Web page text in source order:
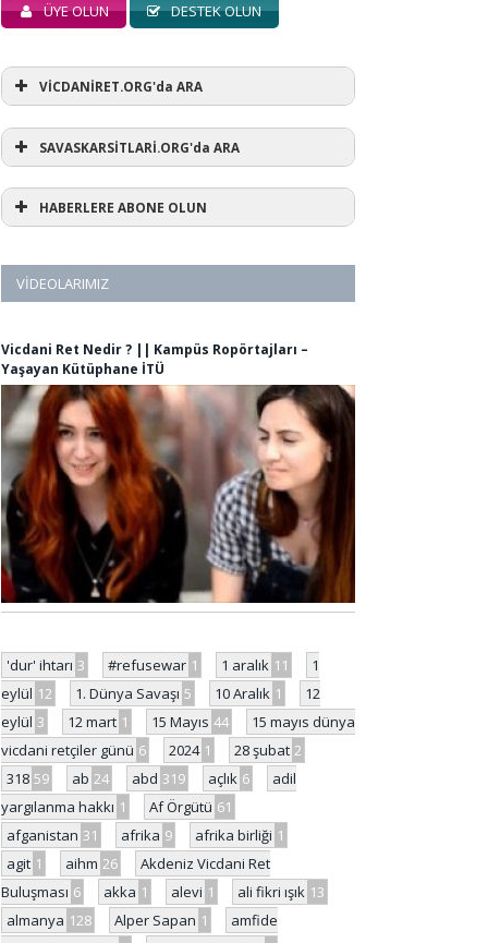
ÜYE OLUN DESTEK OLUN
VİCDANİRET.ORG'da ARA
SAVASKARSİTLARİ.ORG'da ARA
HABERLERE ABONE OLUN
VIDEOLARIMIZ
Vicdani Ret Nedir ? || Kampüs Ropörtajları –
Yaşayan Kütüphane İTÜ
'dur' ihtarı 3 #refusewar 1 1 aralık 11
1
eylül 12 1. Dünya Savaşı 5 10 Aralık 1
12
eylül 3 12 mart 1 15 Mayıs 44
15 mayıs dünya
vicdani retçiler günü 6 2024 1 28 şubat 2
318 59 ab 24 abd 319 açlık 6
adil
yargılanma hakkı 1 Af Örgütü 61
afganistan 31 afrika 9 afrika birliği 1
agit 1 aihm 26
Akdeniz Vicdani Ret
Buluşması 6 akka 1 alevi 1 ali fikri ışık 13
almanya 128 Alper Sapan 1
amfide